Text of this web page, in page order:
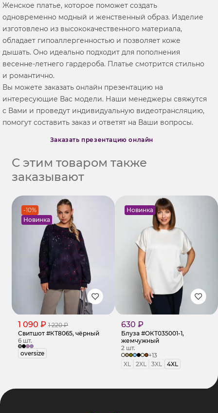
Женское платье, которое поможет создать
одновременно модный и женственный образ. Изделие
изготовлено из высококачественного материала,
обладает гипоаллергенностью и позволяет коже
дышать. Оно идеально подходит для пополнения
весенне-летнего гардероба. Платье смотрится стильно
и романтично.
Вы можете заказать онлайн презентацию на
интересующие Вас модели. Наши менеджеры свяжутся
с Вами и проведут индивидуальную видеотрансляцию,
помогут составить заказ и ответят на Ваши вопросы.
Заказать презентацию онлайн
С этим товаром также
заказывают
-10%
Новинка
1 090 ₽ 1 220 ₽
Свитшот #КТ8065, чёрный
6 шт.
oversize
Новинка
630 ₽
Блуза #ОКТ035001-1,
жемчужный
2 шт.
+13
XL
2XL 3XL 4XL